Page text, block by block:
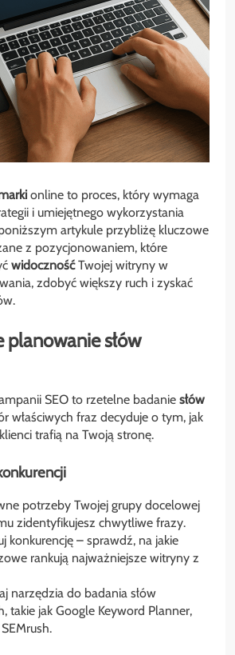
online to proces, który wymaga
i umiejętnego wykorzystania
artykule przybliżę kluczowe
z pozycjonowaniem, które
widocznośćTwojej witryny w
zdobyć większy ruch i zyskać
planowanie słów
SEO to rzetelne badanie słów
właściwych fraz decyduje o tym, jak
trafią na Twoją stronę.
potrzeby Twojej grupy docelowej
zidentyfikujesz chwytliwe frazy.
konkurencję – sprawdź, na jakie
rankują najważniejsze witryny z
narzędzia do badania słów
takie jak Google Keyword Planner,